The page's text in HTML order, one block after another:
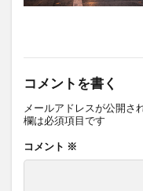
コメントを書く
メールアドレスが公開さ
欄は必須項目です
コメント ※